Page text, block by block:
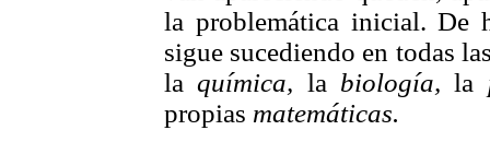
la problemática inicial. De
sigue sucediendo en todas
laquímica, la biología, la
propias matemáticas.